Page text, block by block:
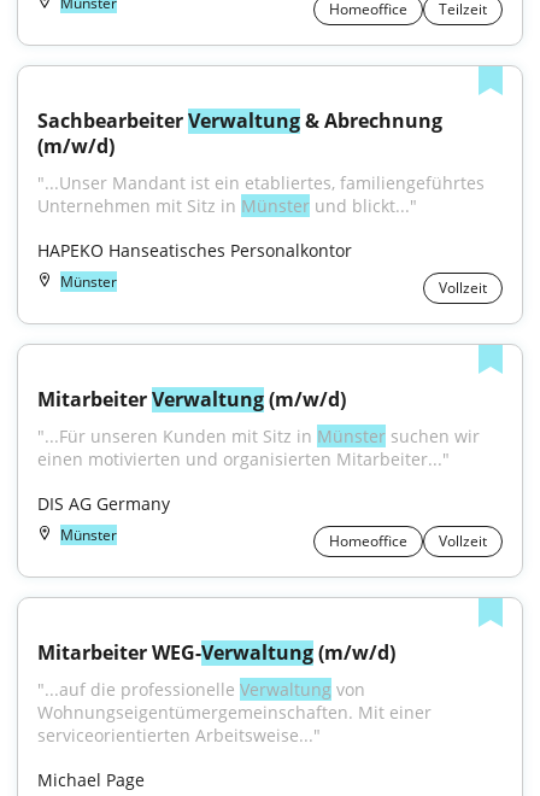
Homeoffice Teilzeit
Sachbearbeiter Verwaltung & Abrechnung
(m/w/d)
"...Unser Mandant ist ein etabliertes, familiengeführtes
Unternehmen mit Sitz in Münster und blickt..."
HAPEKO Hanseatisches Personalkontor
Münster Vollzeit
Mitarbeiter Verwaltung (m/w/d)
"...Für unseren Kunden mit Sitz in Münster suchen wir
einen motivierten und organisierten Mitarbeiter..."
DIS AG Germany
Münster Homeoffice Vollzeit
Mitarbeiter WEG-Verwaltung (m/w/d)
"...auf die professionelle Verwaltung von
Wohnungseigentümergemeinschaften. Mit einer
serviceorientierten Arbeitsweise..."
Michael Page